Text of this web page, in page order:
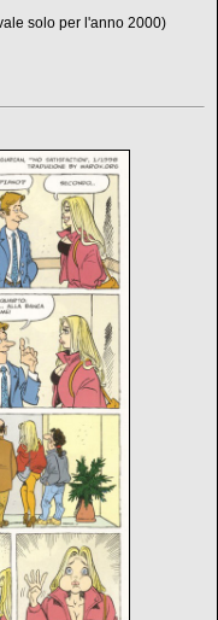
solo per l'anno 2000)